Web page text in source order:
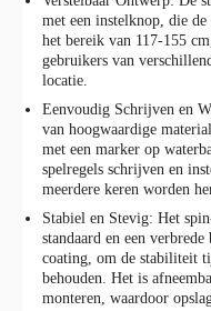
met een instelknop, die
het bereik van 117-155
gebruikers van
locatie.
Eenvoudig Schrijven en
van hoogwaardige
met een marker op
spelregels schrijven en
meerdere keren worden
Stabiel en Stevig: Het
standaard en een
coating, om de stabiliteit
behouden. Het is
monteren, waardoor